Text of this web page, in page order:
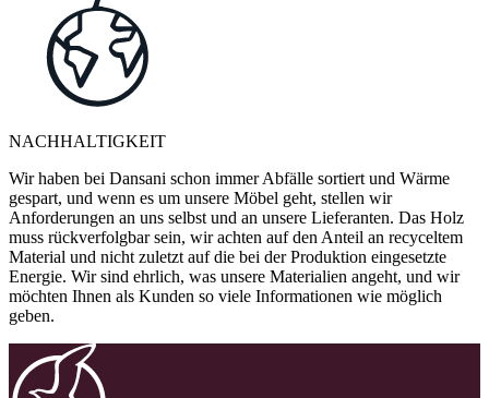
NACHHALTIGKEIT
Wir haben bei Dansani schon immer Abfälle sortiert und Wärme
gespart, und wenn es um unsere Möbel geht, stellen wir
Anforderungen an uns selbst und an unsere Lieferanten. Das Holz
muss rückverfolgbar sein, wir achten auf den Anteil an recyceltem
Material und nicht zuletzt auf die bei der Produktion eingesetzte
Energie. Wir sind ehrlich, was unsere Materialien angeht, und wir
möchten Ihnen als Kunden so viele Informationen wie möglich
geben.